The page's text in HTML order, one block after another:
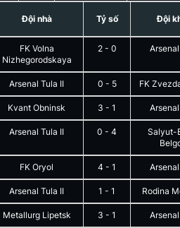
Đội nhà Tỷ số Đội
FK Volna
Nizhegorodskaya
2- 0
Arsenal Tula II 0 - 5 FK
Kvant Obninsk 3 -1
Arsenal Tula II 0 -4
Salyut-
FK Oryol 4 -1
Arsenal Tula II 1 -1 Rodina
Metallurg Lipetsk 3 -1